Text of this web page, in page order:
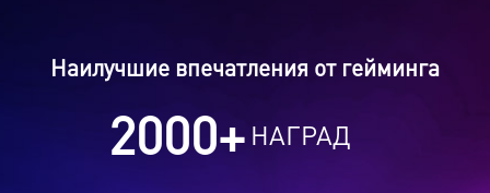
Наилучшие впечатления от гейминга
2000+ НАГРАД